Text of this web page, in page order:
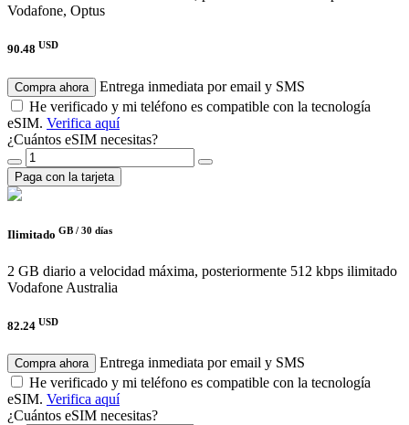
Vodafone, Optus
90.48 USD
Compra ahora
Entrega inmediata por email y SMS
He verificado y mi teléfono es compatible con la tecnología
eSIM. Verifica aquí
¿Cuántos eSIM necesitas?
Paga con la tarjeta
Ilimitado GB / 30 días
2 GB diario a velocidad máxima, posteriormente 512 kbps ilimitado
Vodafone Australia
82.24 USD
Compra ahora
Entrega inmediata por email y SMS
He verificado y mi teléfono es compatible con la tecnología
eSIM. Verifica aquí
¿Cuántos eSIM necesitas?